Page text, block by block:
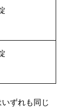
ずれも同じ